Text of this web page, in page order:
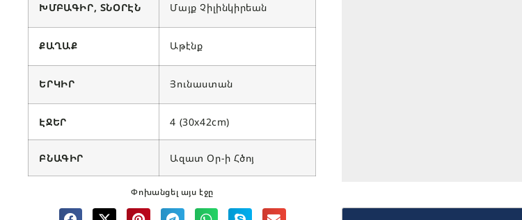
ԽՄԲԱԳԻՐ, ՏՆՕՐԷՆ Մայք Չիլինկիրեան
ՔԱՂԱՔ Աթէնք
ԵՐԿԻՐ Յունաստան
ԷՋԵՐ 4 (30x42cm)
ԲՆԱԳԻՐ Ազատ Օր-ի Հծոյ
Փոխանցել այս էջը